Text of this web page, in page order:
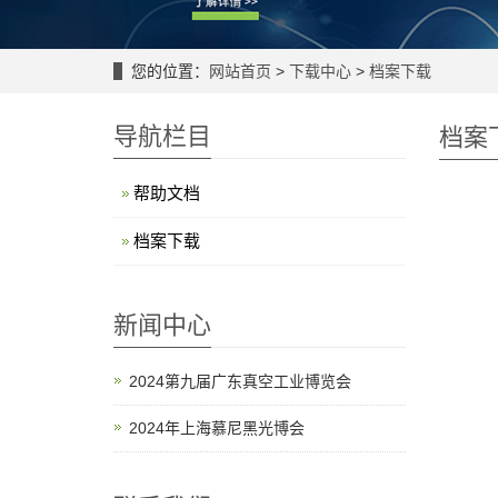
您的位置： 网站首页 > 下载中心 > 档案下载
档案
导航栏目
帮助文档
档案下载
新闻中心
2024第九届广东真空工业博览会
2024年上海慕尼黑光博会